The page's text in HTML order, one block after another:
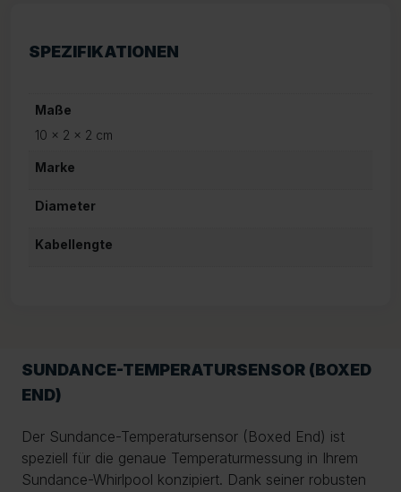
SPEZIFIKATIONEN
Maße
10 × 2 × 2 cm
Marke
Diameter
Kabellengte
SUNDANCE-TEMPERATURSENSOR (BOXED
END)
Der Sundance-Temperatursensor (Boxed End) ist
speziell für die genaue Temperaturmessung in Ihrem
Sundance-Whirlpool konzipiert. Dank seiner robusten